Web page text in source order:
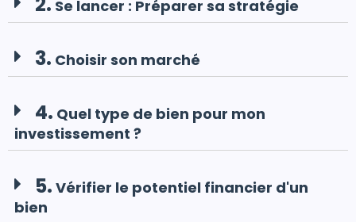
Se lancer : Préparer sa stratégie
3. Choisir son marché
4. Quel type de bien pour mon
investissement ?
5. Vérifier le potentiel financier d'un
bien